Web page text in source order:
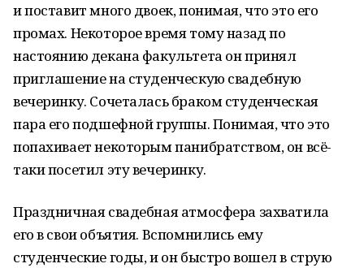
и поставит много двоек, понимая, что это его
промах. Некоторое время тому назад по
настоянию декана факультета он принял
приглашение на студенческую свадебную
вечеринку. Сочеталась браком студенческая
пара его подшефной группы. Понимая, что это
попахивает некоторым панибратством, он всё-
таки посетил эту вечеринку.
Праздничная свадебная атмосфера захватила
его в свои объятия. Вспомнились ему
студенческие годы, и он быстро вошел в струю